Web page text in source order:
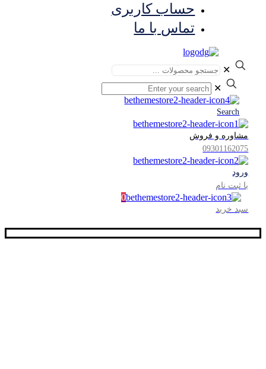
حساب کاربری
تماس با ما
✕
✕
Search
مشاوره و فروش
09301162075
ورود
یا ثبت نام
0
سبد خرید